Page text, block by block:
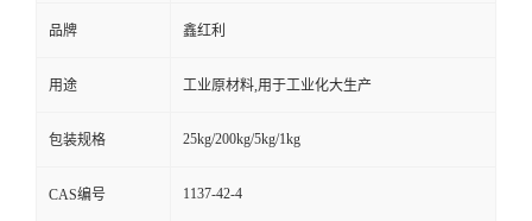
品牌 鑫红利
用途 工业原材料,用于工业化大生产
包装规格 25kg/200kg/5kg/1kg
CAS编号 1137-42-4